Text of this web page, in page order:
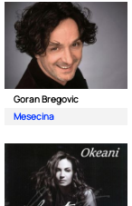
Goran Bregovic
Mesecina